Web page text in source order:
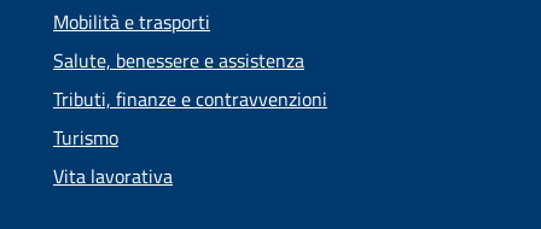
Mobilità e trasporti
Salute, benessere e assistenza
Tributi, finanze e contravvenzioni
Turismo
Vita lavorativa